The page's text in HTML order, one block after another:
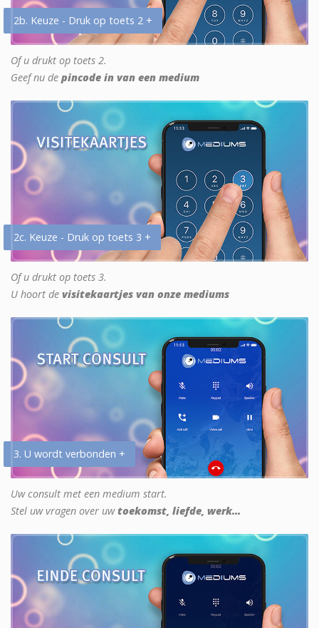
2b. Keuze - Druk op toets 2 +
Of u drukt op toets 2.
Geef nu de pincode in van een medium
2c. Keuze - Druk op toets 3 +
Of u drukt op toets 3.
U hoort de visitekaartjes van onze mediums
3. U wordt verbonden +
Uw consult met een medium start.
Stel uw vragen over uwtoekomst, liefde, werk...